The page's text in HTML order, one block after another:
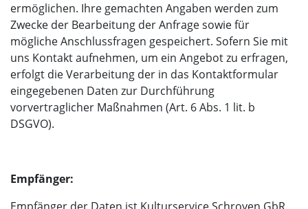
ermöglichen. Ihre gemachten Angaben werden zum
Zwecke der Bearbeitung der Anfrage sowie für
mögliche Anschlussfragen gespeichert. Sofern Sie mit
uns Kontakt aufnehmen, um ein Angebot zu erfragen,
erfolgt die Verarbeitung der in das Kontaktformular
eingegebenen Daten zur Durchführung
vorvertraglicher Maßnahmen (Art. 6 Abs. 1 lit. b
DSGVO).
Empfänger: